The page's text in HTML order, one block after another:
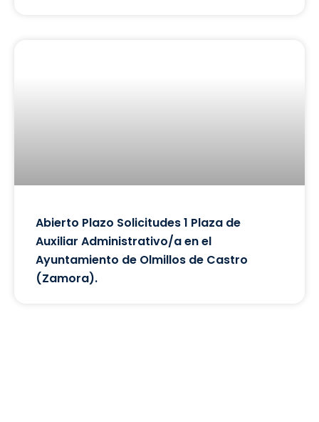
Abierto Plazo Solicitudes 1 Plaza de
Auxiliar Administrativo/a en el
Ayuntamiento de Olmillos de Castro
(Zamora).